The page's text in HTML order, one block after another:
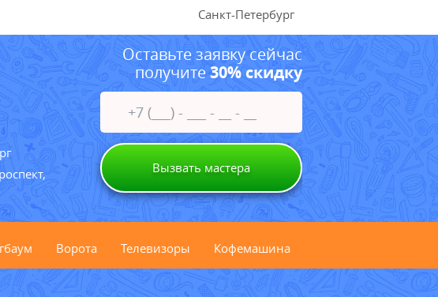
Санкт-Петербург
Оставьте заявку сейчас
получите30% скидку
Вызвать мастера
Ворота Телевизоры Кофемашина